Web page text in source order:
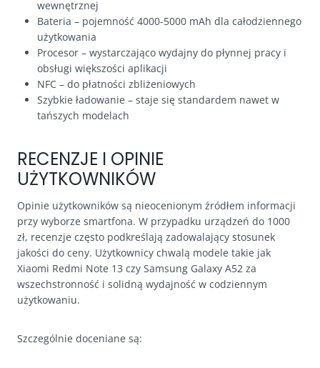
wewnętrznej
Bateria – pojemność 4000-5000 mAh dla całodziennego
użytkowania
Procesor – wystarczająco wydajny do płynnej pracy i
obsługi większości aplikacji
NFC – do płatności zbliżeniowych
Szybkie ładowanie – staje się standardem nawet w
tańszych modelach
RECENZJE I OPINIE
UŻYTKOWNIKÓW
Opinie użytkowników są nieocenionym źródłem informacji
przy wyborze smartfona. W przypadku urządzeń do 1000
zł, recenzje często podkreślają zadowalający stosunek
jakości do ceny. Użytkownicy chwalą modele takie jak
Xiaomi Redmi Note 13 czy Samsung Galaxy A52 za
wszechstronność i solidną wydajność w codziennym
użytkowaniu.
Szczególnie doceniane są: